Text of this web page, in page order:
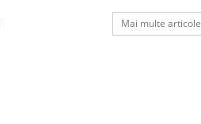
Mai multe articole